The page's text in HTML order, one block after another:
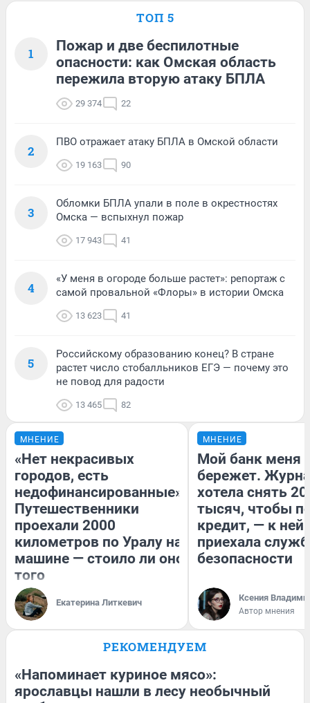
ТОП 5
1
Пожар и две беспилотные
опасности: как Омская область
пережила вторую атаку БПЛА
29 374 22
2
ПВО отражает атаку БПЛА в Омской области
19 163 90
3
Обломки БПЛА упали в поле в окрестностях
Омска — вспыхнул пожар
17 943 41
4
«У меня в огороде больше растет»: репортаж с
самой провальной «Флоры» в истории Омска
13 623 41
5
Российскому образованию конец? В стране
растет число стобалльников ЕГЭ — почему это
не повод для радости
13 465 82
МНЕНИЕ
«Нет некрасивых
городов, есть
недофинансированные».
Путешественники
проехали 2000
километров по Уралу на
машине — стоило ли оно
того
Екатерина Литкевич
МНЕНИЕ
Мой банк меня
бережет.
хотела снять
тысяч, чтобы
кредит, — к
приехала
безопасности
Ксения
Автор мнения
РЕКОМЕНДУЕМ
«Напоминает куриное мясо»:
ярославцы нашли в лесу необычный